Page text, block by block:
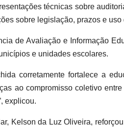
técnicas sobre
sobre legislação, prazos e
de Avaliação e Informação
e unidades escolares.
corretamente fortalece a
ao compromisso coletivo
explicou.
Kelson da Luz Oliveira,